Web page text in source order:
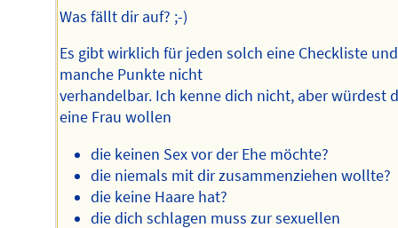
Was fällt dir auf? ;-)
Es gibt wirklich für jeden solch eine Checkliste und
manche Punkte nicht
verhandelbar. Ich kenne dich nicht, aber würdest
eine Frau wollen
die keinen Sex vor der Ehe möchte?
die niemals mit dir zusammenziehen wollte?
die keine Haare hat?
die dich schlagen muss zur sexuellen